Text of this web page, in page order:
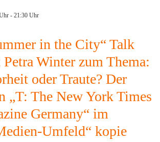
- 21:30 Uhr
in the City“ Talk
Winter zum Thema:
oder Traute? Der
„T: The New York Times
Germany“ im
Umfeld“ kopie